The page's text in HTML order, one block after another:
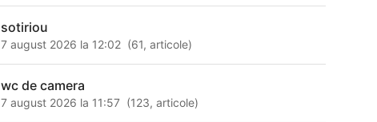
sotiriou
7 august 2026 la 12:02 (61,articole)
wc de camera
7 august 2026 la 11:57 (123,articole)